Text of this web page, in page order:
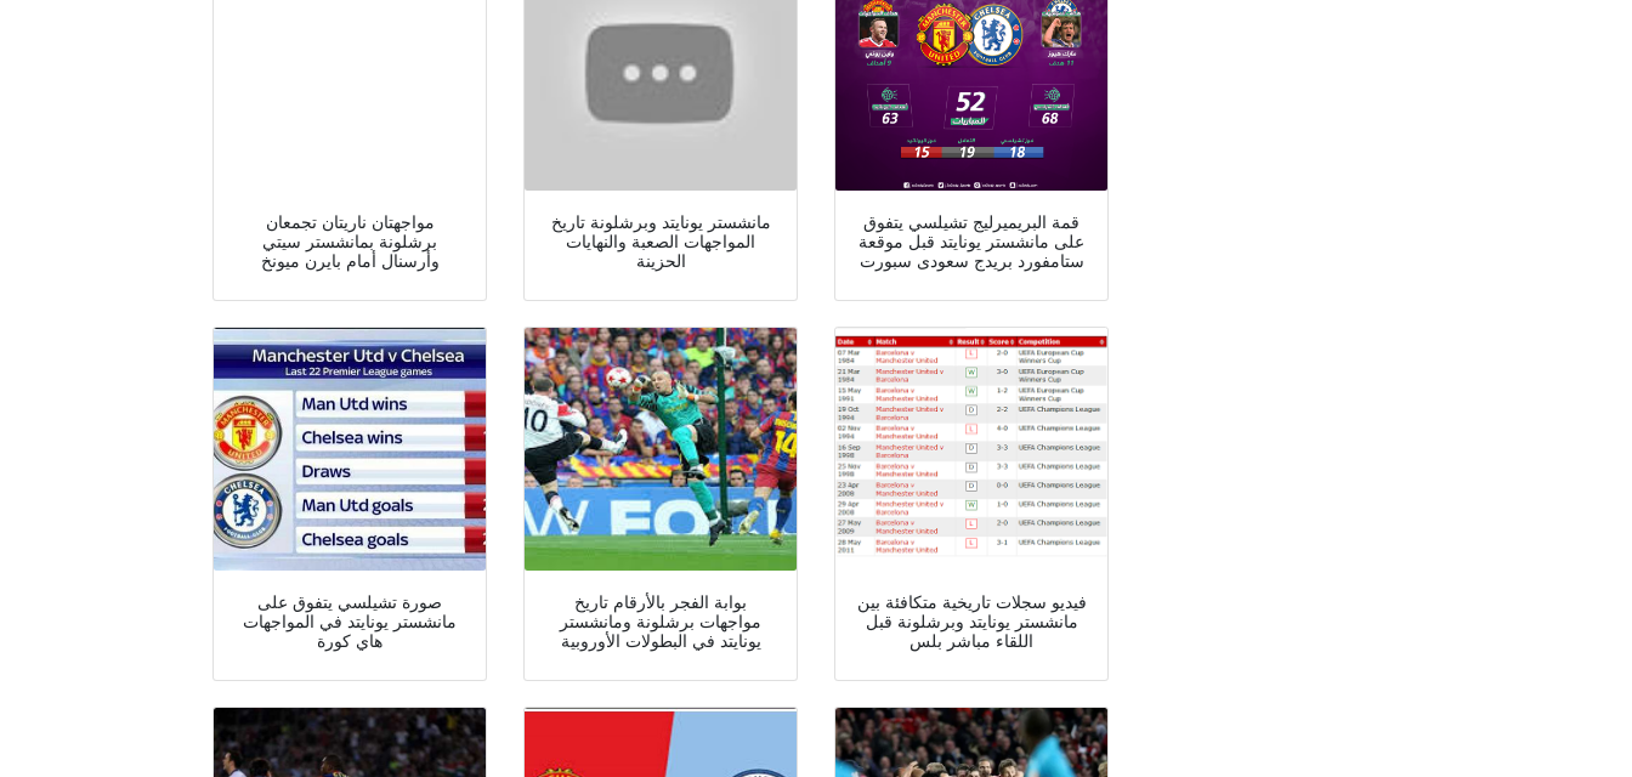
مواجهتان ناريتان تجمعان
برشلونة بمانشستر سيتي
وأرسنال أمام بايرن ميونخ
مانشستر يونايتد وبرشلونة تاريخ
المواجهات الصعبة والنهايات
الحزينة
قمة البريميرليج تشيلسي يتفوق
على مانشستر يونايتد قبل موقعة
ستامفورد بريدج سعودى سبورت
صورة تشيلسي يتفوق على
مانشستر يونايتد في المواجهات
هاي كورة
بوابة الفجر بالأرقام تاريخ
مواجهات برشلونة ومانشستر
يونايتد في البطولات الأوروبية
فيديو سجلات تاريخية متكافئة بين
مانشستر يونايتد وبرشلونة قبل
اللقاء مباشر بلس